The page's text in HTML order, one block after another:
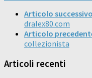
Articolo successivo
dralex80.com
Articolo
collezionista
Articoli recenti